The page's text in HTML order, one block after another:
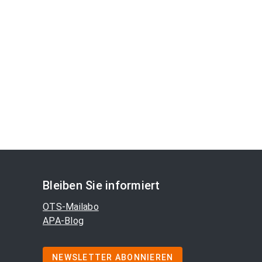
Bleiben Sie informiert
OTS-Mailabo
APA-Blog
NEWSLETTER ABONNIEREN